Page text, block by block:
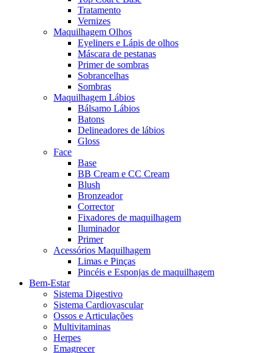
Tratamento
Vernizes
Maquilhagem Olhos
Eyeliners e Lápis de olhos
Máscara de pestanas
Primer de sombras
Sobrancelhas
Sombras
Maquilhagem Lábios
Bálsamo Lábios
Batons
Delineadores de lábios
Gloss
Face
Base
BB Cream e CC Cream
Blush
Bronzeador
Corrector
Fixadores de maquilhagem
Iluminador
Primer
Acessórios Maquilhagem
Limas e Pinças
Pincéis e Esponjas de maquilhagem
Bem-Estar
Sistema Digestivo
Sistema Cardiovascular
Ossos e Articulações
Multivitaminas
Herpes
Emagrecer